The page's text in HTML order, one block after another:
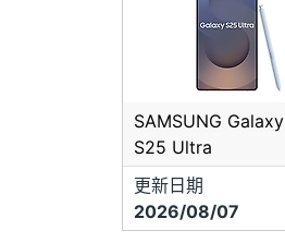
SAMSUNG Galaxy
S25 Ultra
更新日期
2026/08/07